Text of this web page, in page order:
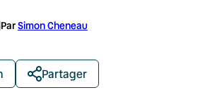
|ParSimon Cheneau
Partager